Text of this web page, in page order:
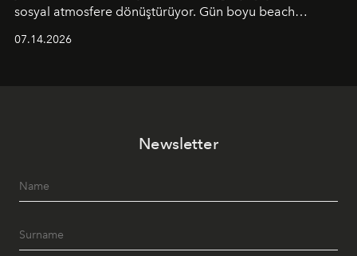
sosyal atmosfere dönüştürüyor. Gün boyu beach
geceye taşıyarak her hafta farklı bir deneyim sunuyor.
07.14.2026
Newsletter